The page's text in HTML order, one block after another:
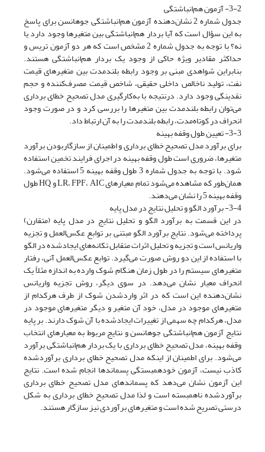
3-2- آزمون هم‌انباشتگی
جدول شماره 2 نشان‌دهنده آزمون هم‌انباشتگی جوهانسن برای پاسخ
به این سؤال است که آیا بردار هم‌انباشتگی بین متغیرها وجود دارد یا
نه؟ با توجه به جدول شماره 2 مشخص است که هر دو آزمون تریس و
حداکثر مقادیر ویژه حاکی از وجود یک بردار هم‌انباشتگی هستند.
بنابراین شواهدی مبنی بر وجود رابطه بلندمدت بین متغیرهای قیمت‌
نفت، تولید ناخالص داخلی حقیقی، شاخص قیمت مصرف‌کننده و حجم
نقدینگی وجود دارد. درنتیجه با به‌کارگیری مدل تصحیح خطای برداری
می‌توان رابطه بلندمدت بین متغیرها را بررسی کرد و در صورت وجود
انحراف در کوتاه‌مدت، رابطه بلندمدت را به آن ارتباط داد.
3-3- تعیین طول وقفه بهینه
برای برآورد مدل تصحیح خطای برداری و اطمینان از سازگاربودن برآورد
متغیرها، ضروری است طول وقفه بهینه در اجرای فرایند تخمین استفاده
شود. با توجه به جدول شماره 3 طول وقفه بهینه 5 استفاده می‌شود.
همان‌طور که مشاهده می‌شود تمام معیارهای LR، FPF، AIC و HQ طول
وقفه بهینه 5 را نشان می‌دهند.
3-4- برآورد الگو و تحلیل نتایج در مدل پایه
در این قسمت به برآورد الگو و تحلیل نتایج در مدل پایه (متقارن)
پرداخته می‌شود. نتایج برآورد الگو مبتنی بر توابع عکس‌العمل و تجزیه
واریانس است و تجزیه و تحلیل اثرات متقابل تکانه‌های ایجاد‌شده در الگو
با استفاده از این دو روش صورت می‌گیرد. توابع عکس‌العمل آنی، رفتار
متغیرهای سیستم را در طول زمان هنگام شوک وارده به اندازه مثلاً یک
انحراف معیار نشان می‌دهد. در سوی دیگر، روش تجزیه واریانس
نشان‌دهنده این است که در اثر وارد‌شدن شوک از طرف هرکدام از
متغیرهای موجود در مدل، خود آن متغیر و دیگر متغیرهای موجود در
مدل، هرکدام چه سهمی از تغییرات ایجاد‌شده با آن شوک دارند. بر پایه
نتایج آزمون هم‌انباشتگی جوهانسن و نتایج مربوط به معیارهای انتخاب
وقفه بهینه، مدل تصحیح خطای برداری با یک بردار هم‌انباشتگی برآورد
می‌شود. برای اطمینان از اینکه مدل تصحیح خطای برداری برآورد‌شده
کاذب نیست، آزمون خود‌همبستگی پسماندها انجام شده است. نتایج
این آزمون نشان می‌دهد که پسماندهای مدل تصحیح خطای برداری
برآورد‌شده ناهمبسته است و لذا مدل تصحیح خطای برداری به شکل
درستی تصریح شده است و متغیرهای برآوردی نیز سازگار هستند.